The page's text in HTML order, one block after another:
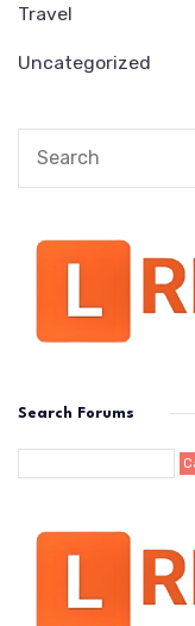
Travel
Uncategorized
Search Forums